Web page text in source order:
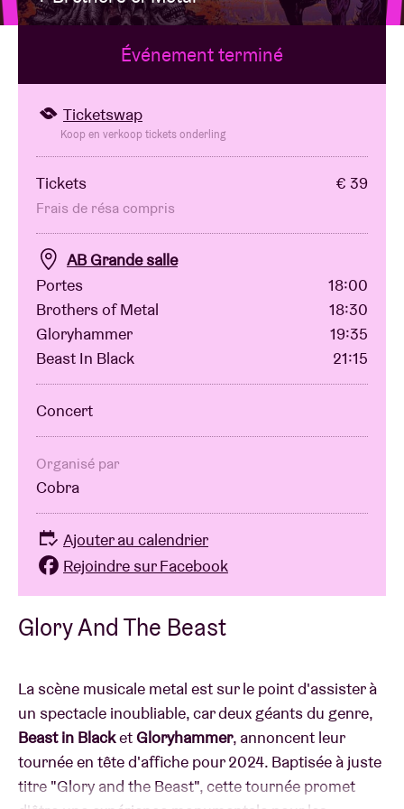
Location de salles
BRDCST
Chèque-concert
À propos de l'AB
Contact
Glory And The Beast
La scène musicale metal est sur le point d'assister à
un spectacle inoubliable, car deux géants du genre,
Beast in BlacketGloryhammer, annoncent leur
tournée en tête d'affiche pour 2024. Baptisée à juste
titre "Glory and the Beast", cette tournée promet
Événement terminé
Ticketswap
Koop en verkoop tickets onderling
Tickets € 39
Frais de résa compris
AB Grande salle
Portes
18:00
Brothers of Metal
18:30
Gloryhammer
19:35
Beast In Black
21:15
Concert
Organisé par
Cobra
Ajouter au calendrier
Rejoindre sur Facebook